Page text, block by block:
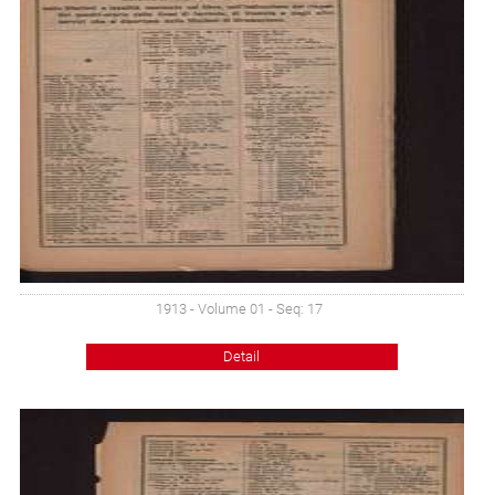
1913 - Volume 01 - Seq: 17
Detail